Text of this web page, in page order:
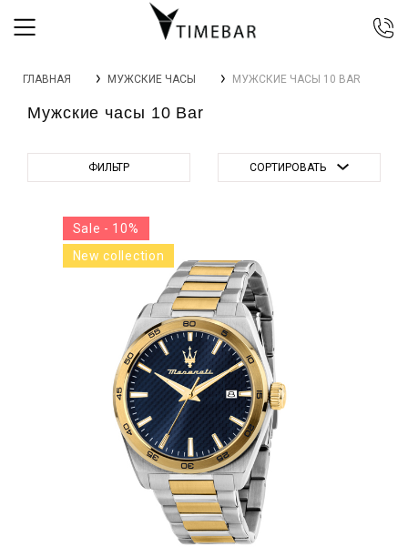
044 392 44 45
099 399 23 80
Бесплатно по Украине
ГЛАВНАЯ МУЖСКИЕ ЧАСЫ МУЖСКИЕ ЧАСЫ 10 BAR
Мужские часы 10 Bar
ФИЛЬТР СОРТИРОВАТЬ
Sale - 10%
New collection